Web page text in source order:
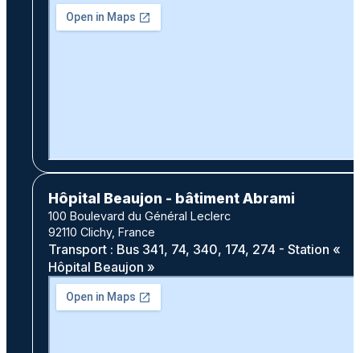
Hôpital Beaujon - bâtiment Abrami
100 Boulevard du Général Leclerc
92110 Clichy, France
Transport : Bus 341, 74, 340, 174, 274 - Station «
Hôpital Beaujon »